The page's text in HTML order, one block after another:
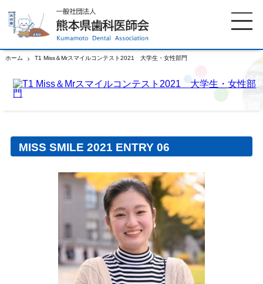
ホーム T1 Miss＆Mrスマイルコンテスト2021 大学生・女性部門
MISS SMILE 2021 ENTRY 06
ホーム 歯科医師会について
歯科医院検索 休日当番医
口腔保健センター
国保組合からのお知らせ 熊本歯科衛生士専門学院
会員専用ページ プライバシーポリシー